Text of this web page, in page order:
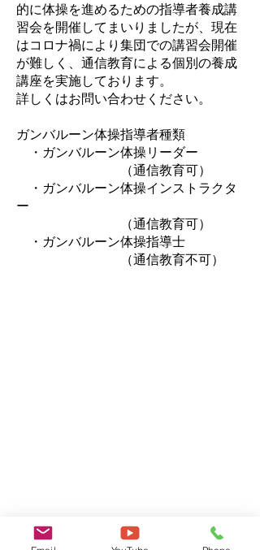
的に体操を進めるための指導者養成講
習会を開催してまいりましたが、現在
はコロナ禍により集団での講習会開催
が難しく、通信教育による個別の養成
講座を実施しております。
​詳しくはお問い合わせください。
ガンバルーン体操指導者種類
・ガンバルーン体操リーダー
（通信教育可）
・ガンバルーン体操インストラクタ
ー
（通信教育可）
・ガンバルーン体操指導士
​ （通信教育不可）